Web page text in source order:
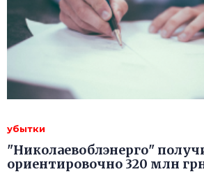
убытки
"Николаевоблэнерго"
ориентировочно 320 млн